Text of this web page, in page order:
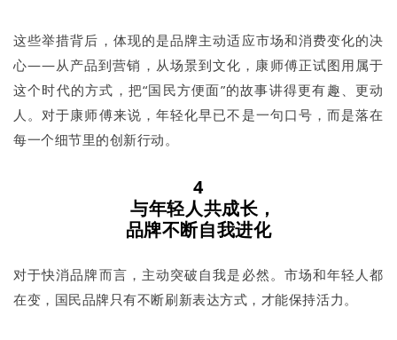
这些举措背后，体现的是品牌主动适应市场和消费变化的决
心——从产品到营销，从场景到文化，康师傅正试图用属于
这个时代的方式，把“国民方便面”的故事讲得更有趣、更动
人。对于康师傅来说，年轻化早已不是一句口号，而是落在
每一个细节里的创新行动。
4
与年轻人共成长，
品牌不断自我进化
对于快消品牌而言，主动突破自我是必然。市场和年轻人都
在变，国民品牌只有不断刷新表达方式，才能保持活力。